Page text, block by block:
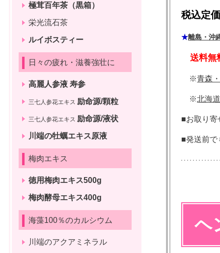
税込定
★離島・沖
送料無
※青森
※北海
■お取り寄
■発送前で
ヘ
極茸百年茶（黒箱）
栄光流石茶
ルイボスティー
日々の疲れ・滋養強壮に
高麗人参液 寿参
三七人参花エキス 励命源/顆粒
三七人参花エキス 励命源/液状
川端の牡蠣エキス原液
梅肉エキス
徳用梅肉エキス500g
梅肉酵母エキス400g
海藻100％のカルシウム
川端のアクアミネラル